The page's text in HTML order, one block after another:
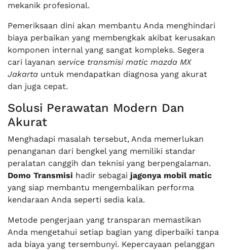
mekanik profesional.
Pemeriksaan dini akan membantu Anda menghindari
biaya perbaikan yang membengkak akibat kerusakan
komponen internal yang sangat kompleks. Segera
cari layanan service transmisi matic mazda MX
Jakarta untuk mendapatkan diagnosa yang akurat
dan juga cepat.
Solusi Perawatan Modern Dan
Akurat
Menghadapi masalah tersebut, Anda memerlukan
penanganan dari bengkel yang memiliki standar
peralatan canggih dan teknisi yang berpengalaman.
Domo Transmisi hadir sebagai jagonya mobil matic
yang siap membantu mengembalikan performa
kendaraan Anda seperti sedia kala.
Metode pengerjaan yang transparan memastikan
Anda mengetahui setiap bagian yang diperbaiki tanpa
ada biaya yang tersembunyi. Kepercayaan pelanggan